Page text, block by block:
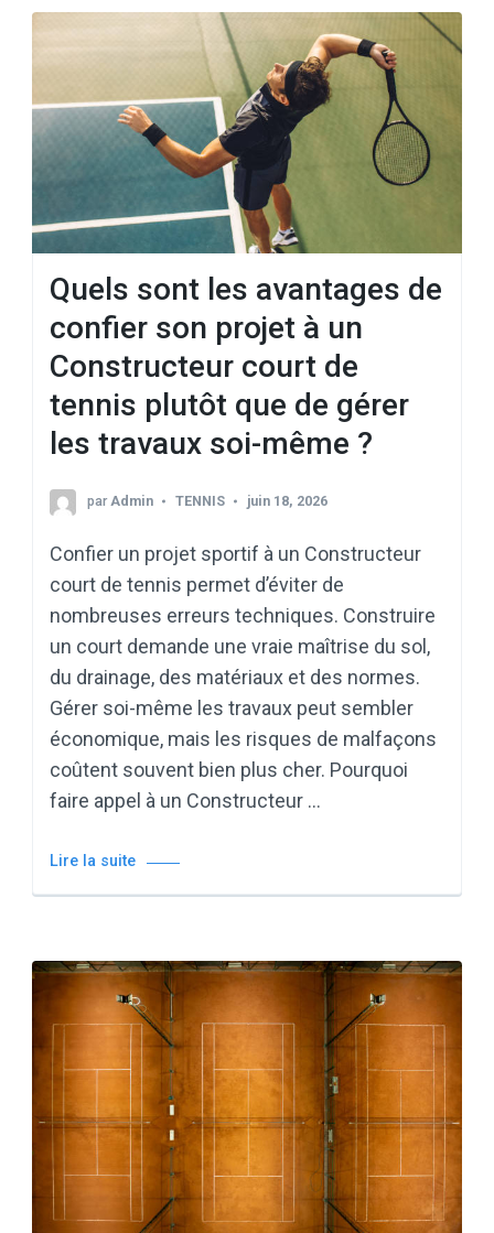
Quels sont les avantages de
confier son projet à un
Constructeur court de
tennis plutôt que de gérer
les travaux soi-même ?
parAdmin TENNIS juin 18, 2026
Confier un projet sportif à un Constructeur
court de tennis permet d’éviter de
nombreuses erreurs techniques. Construire
un court demande une vraie maîtrise du sol,
du drainage, des matériaux et des normes.
Gérer soi-même les travaux peut sembler
économique, mais les risques de malfaçons
coûtent souvent bien plus cher. Pourquoi
faire appel à un Constructeur …
Lire la suite